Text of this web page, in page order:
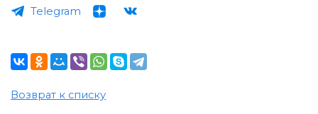
Telegram
Возврат к списку